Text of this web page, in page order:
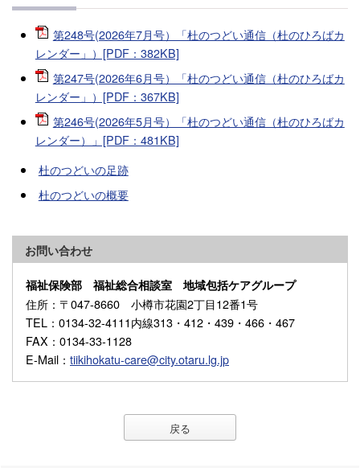
第248号(2026年7月号）「杜のつどい通信（杜のひろばカ
レンダー」）[PDF：382KB]
第247号(2026年6月号）「杜のつどい通信（杜のひろばカ
レンダー」）[PDF：367KB]
第246号(2026年5月号）「杜のつどい通信（杜のひろばカ
レンダー）」[PDF：481KB]
杜のつどいの足跡
杜のつどいの概要
お問い合わせ
福祉保険部 福祉総合相談室 地域包括ケアグループ
住所 ：〒047-8660 小樽市花園2丁目12番1号
TEL ：0134-32-4111内線313・412・439・466・467
FAX ：0134-33-1128
E-Mail ： tiikihokatu-care@city.otaru.lg.jp
戻る